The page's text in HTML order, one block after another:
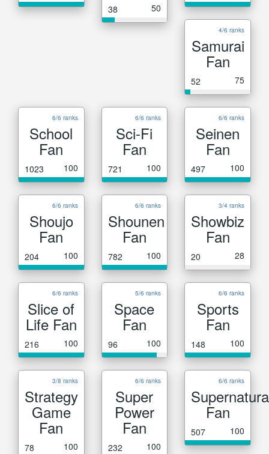
38 50
4/6 ranks
Samurai
Fan
52 75
6/6 ranks
School
Fan
1023 100
6/6 ranks
Sci-Fi
Fan
721 100
6/6 ranks
Seinen
Fan
497 100
6/6 ranks
Shoujo
Fan
204 100
6/6 ranks
Shounen
Fan
782 100
3/4 ranks
Showbiz
Fan
20 28
6/6 ranks
Slice of
Life Fan
216 100
5/6 ranks
Space
Fan
96 100
6/6 ranks
Sports
Fan
148 100
3/8 ranks
Strategy
Game
Fan
78 100
6/6 ranks
Super
Power
Fan
232 100
6/6 ranks
Fan
507 100